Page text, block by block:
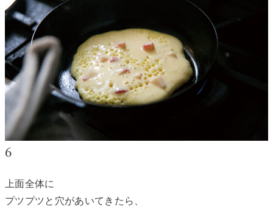
6
上面全体に
プツプツと穴があいてきたら、